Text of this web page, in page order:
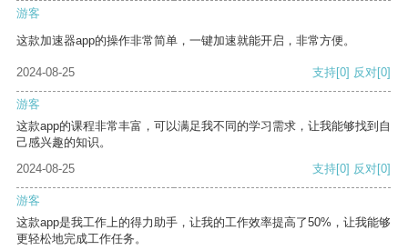
游客
这款加速器app的操作非常简单，一键加速就能开启，非常方便。
2024-08-25 支持[0] 反对[0]
游客
这款app的课程非常丰富，可以满足我不同的学习需求，让我能够找到自
己感兴趣的知识。
2024-08-25
支持[0] 反对[0]
游客
这款app是我工作上的得力助手，让我的工作效率提高了50%，让我能够
更轻松地完成工作任务。